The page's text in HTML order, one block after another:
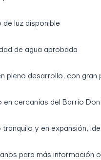
de luz disponible
de agua aprobada
pleno desarrollo, con gran
en cercanías del Barrio
tranquilo y en expansión,
para más información